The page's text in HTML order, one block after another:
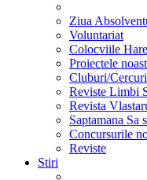
Ziua
Voluntariat
Colocviile
Proiectele
Cluburi/Cercuri
Reviste Limbi
Revista
Saptamana Sa
Concursurile
Reviste
Stiri